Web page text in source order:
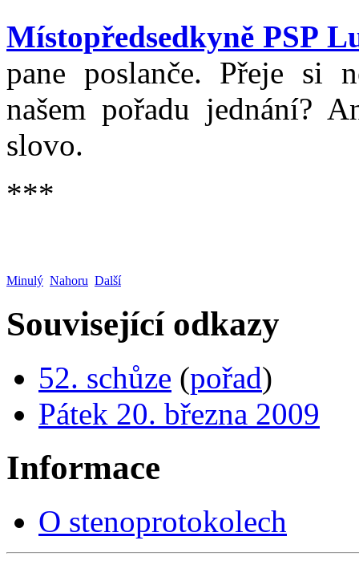
Místopředsedkyně PSP
pane poslanče. Přeje si
našem pořadu jednání?
slovo.
***
Minulý Nahoru Další
Související odkazy
52. schůze (pořad)
Pátek 20. března 2009
Informace
O stenoprotokolech